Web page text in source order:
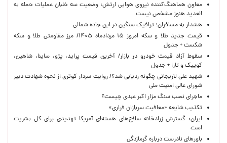
معاون هماهنگ‌کننده نیروی هوایی ارتش: وضعیت سه خلبان عملیات حمله به
العدید هنوز مشخص نیست
هشدار به مسافران؛ ترافیک سنگین در این جاده شمالی
قیمت جدید طلا و سکه امروز ۱۵ مردادماه ۱۴۰۵/ مرز مقاومتی طلا و سکه
شکست + جدول
سقوط آزاد قیمت خودرو در بازار/ آخرین قیمت پراید، پژو، ساینا، شاهین،
کوییک و تارا + جدول
شهید علی لاریجانی چگونه ردیابی شد؟/ روایت سردار کوثری از نحوه شهادت دبیر
شورای عالی امنیت ملی
ماجرای نصب سنگ مزار اکبر عبدی چیست؟
تکذیب شایعه «معافیت سربازان فراری»
ایران: گسترش زرادخانه سلاح‌های هسته‌ای آمریکا تهدیدی برای کل بشریت
است
باورهای نادرست درباره گرمازدگی